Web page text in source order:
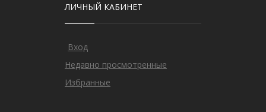
ЛИЧНЫЙ КАБИНЕТ
Вход
Недавно просмотренные
Избранные